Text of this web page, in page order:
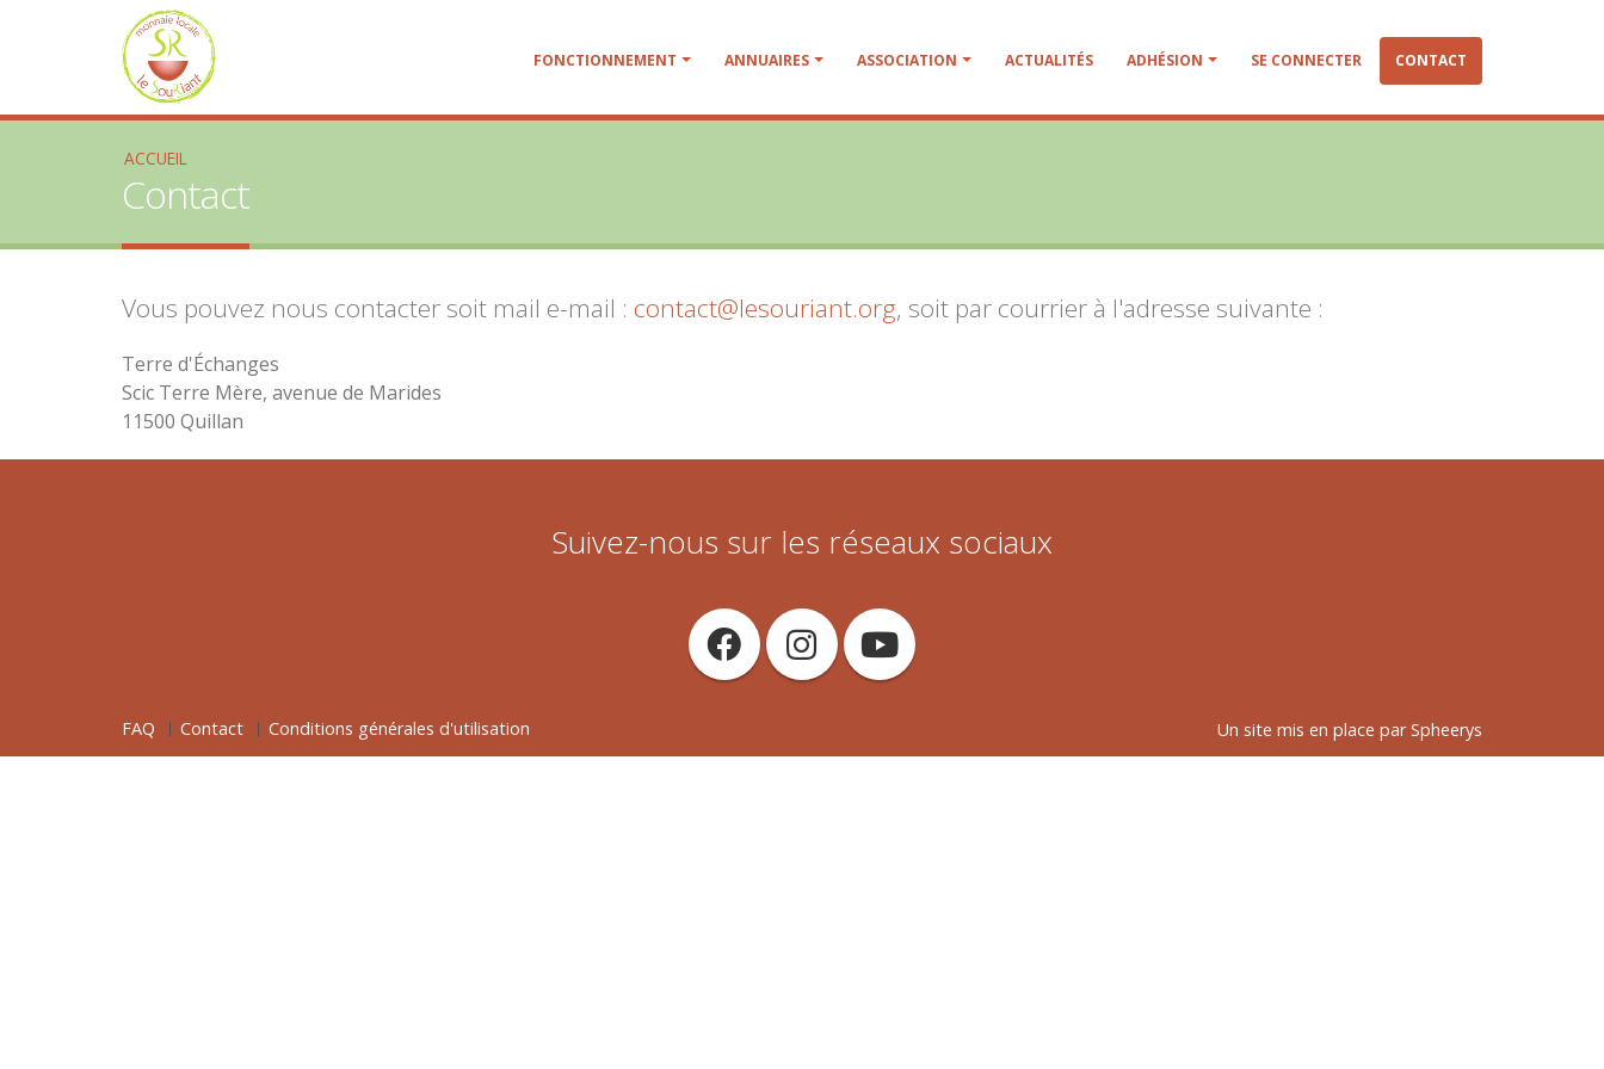
FONCTIONNEMENT ANNUAIRES ASSOCIATION ACTUALITÉS ADHÉSION SE CONNECTER CONTACT
ACCUEIL
Contact
Vous pouvez nous contacter soit mail e-mail : contact@lesouriant.org, soit par courrier à l'adresse suivante :
Terre d'Échanges
Scic Terre Mère, avenue de Marides
11500 Quillan
Suivez-nous sur les réseaux sociaux
FAQ Contact Conditions générales d'utilisation Un site mis en place parSpheerys